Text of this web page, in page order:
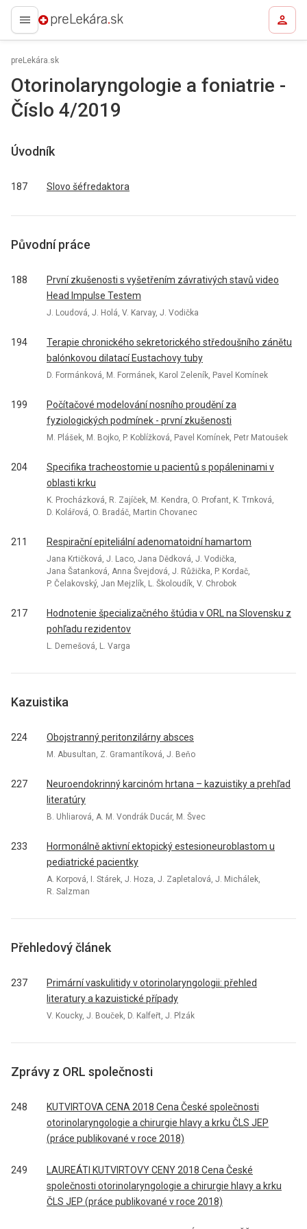
preLekára.sk
preLekára.sk
Otorinolaryngologie a foniatrie -
Číslo 4/2019
Úvodník
187 Slovo šéfredaktora
Původní práce
188
První zkušenosti s vyšetřením závrativých stavů video
Head Impulse Testem
J. Loudová, J. Holá, V. Karvay, J. Vodička
194
Terapie chronického sekretorického středoušního zánětu
balónkovou dilatací Eustachovy tuby
D. Formánková, M. Formánek, Karol Zeleník, Pavel Komínek
199
Počítačové modelování nosního proudění za
fyziologických podmínek - první zkušenosti
M. Plášek, M. Bojko, P. Koblížková, Pavel Komínek, Petr Matoušek
204
Specifika tracheostomie u pacientů s popáleninami v
oblasti krku
K. Procházková, R. Zajíček, M. Kendra, O. Profant, K. Trnková,
D. Kolářová, O. Bradáč, Martin Chovanec
211 Respirační epiteliální adenomatoidní hamartom
Jana Krtičková, J. Laco, Jana Dědková, J. Vodička,
Jana Šatanková, Anna Švejdová, J. Růžička, P. Kordač,
P. Čelakovský, Jan Mejzlík, L. Školoudík, V. Chrobok
217
Hodnotenie špecializačného štúdia v ORL na Slovensku z
pohľadu rezidentov
L. Demešová, L. Varga
Kazuistika
224 Obojstranný peritonzilárny absces
M. Abusultan, Z. Gramantíková, J. Beňo
227
Neuroendokrinný karcinóm hrtana – kazuistiky a prehľad
literatúry
B. Uhliarová, A. M. Vondrák Ducár, M. Švec
233
Hormonálně aktivní ektopický estesioneuroblastom u
pediatrické pacientky
A. Korpová, I. Stárek, J. Hoza, J. Zapletalová, J. Michálek,
R. Salzman
Přehledový článek
237
Primární vaskulitidy v otorinolaryngologii: přehled
literatury a kazuistické případy
V. Koucky, J. Bouček, D. Kalfeřt, J. Plzák
Zprávy z ORL společnosti
248
KUTVIRTOVA CENA 2018 Cena České společnosti
otorinolaryngologie a chirurgie hlavy a krku ČLS JEP
(práce publikované v roce 2018)
249
LAUREÁTI KUTVIRTOVY CENY 2018 Cena České
společnosti otorinolaryngologie a chirurgie hlavy a krku
ČLS JEP (práce publikované v roce 2018)